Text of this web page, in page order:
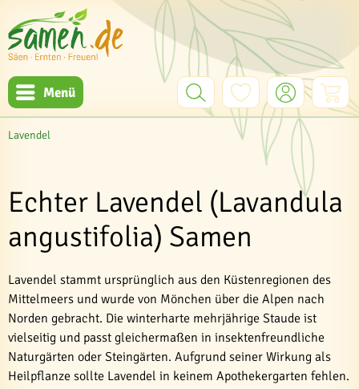
Menü
Lavendel
Echter Lavendel (Lavandula
angustifolia) Samen
Lavendel stammt ursprünglich aus den Küstenregionen des
Mittelmeers und wurde von Mönchen über die Alpen nach
Norden gebracht. Die winterharte mehrjährige Staude ist
vielseitig und passt gleichermaßen in insektenfreundliche
Naturgärten oder Steingärten. Aufgrund seiner Wirkung als
Heilpflanze sollte Lavendel in keinem Apothekergarten fehlen.